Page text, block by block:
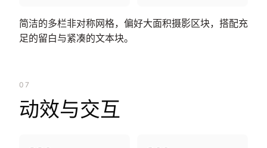
简洁的多栏非对称网格，偏好大面积摄影区块，搭配充
足的留白与紧凑的文本块。
07
动效与交互